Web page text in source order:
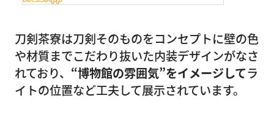
刀剣茶寮は刀剣そのものをコンセプトに壁の色
や材質までこだわり抜いた内装デザインがなさ
れており、 “博物館の雰囲気”をイメージしてラ
イトの位置など工夫して展示されています。